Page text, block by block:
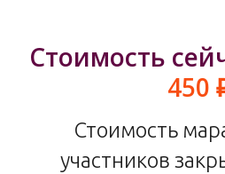
Стоимость
450
Стоимость
участников